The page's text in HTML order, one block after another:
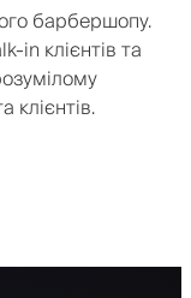
барбершопу.
in клієнтів та
клієнтів.